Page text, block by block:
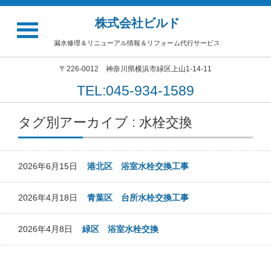
株式会社ビルド
漏水修理＆リニューアル情報＆リフォーム代行サービス
〒226-0012 神奈川県横浜市緑区上山1-14-11
TEL:045-934-1589
タグ別アーカイブ : 水栓交換
2026年6月15日 港北区 浴室水栓交換工事
2026年4月18日 青葉区 台所水栓交換工事
2026年4月8日 緑区 浴室水栓交換